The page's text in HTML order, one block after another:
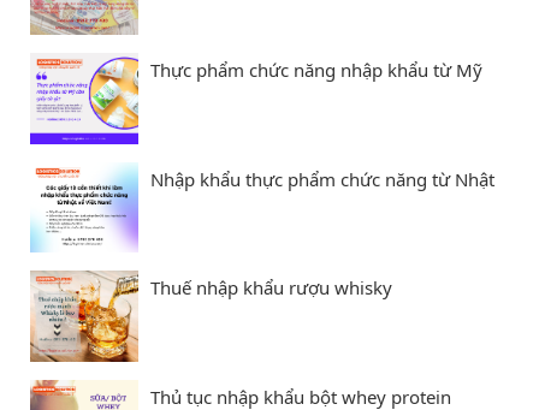
Thực phẩm chức năng nhập khẩu từ Mỹ
Nhập khẩu thực phẩm chức năng từ Nhật
Thuế nhập khẩu rượu whisky
Thủ tục nhập khẩu bột whey protein